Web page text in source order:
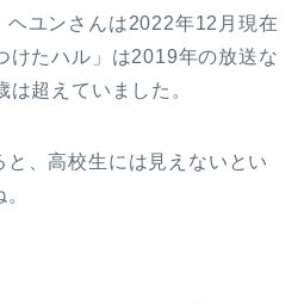
ヘユンさんは2022年12月現在
けたハル」は2019年の放送な
超えていました。
、高校生には見えないとい